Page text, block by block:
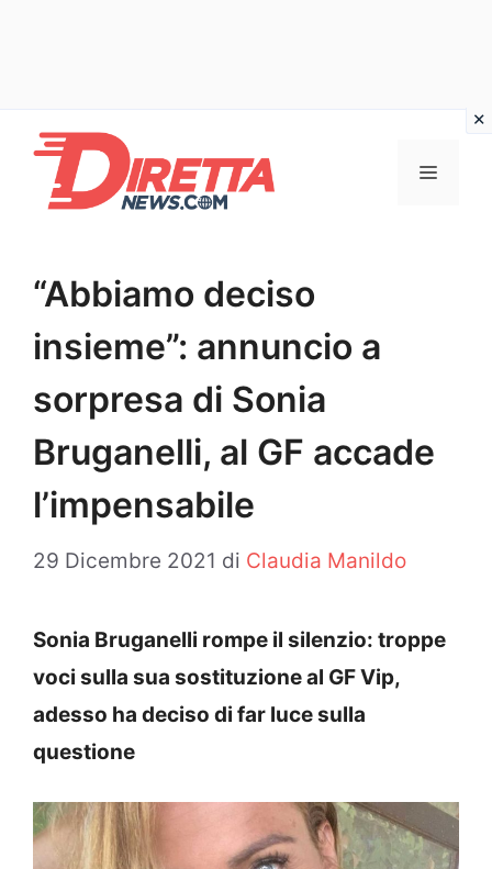
contenuto
Menu
“Abbiamo deciso
insieme”: annuncio a
sorpresa di Sonia
Bruganelli, al GF accade
l’impensabile
29 Dicembre 2021 di Claudia Manildo
Sonia Bruganelli rompe il silenzio: troppe
voci sulla sua sostituzione al GF Vip,
adesso ha deciso di far luce sulla
questione